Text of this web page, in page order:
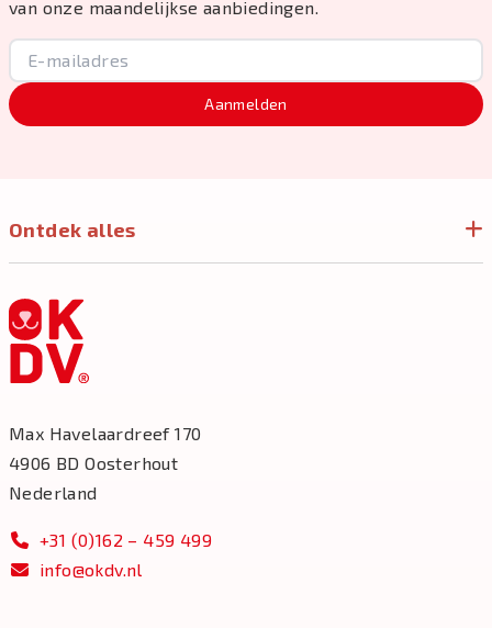
van onze maandelijkse aanbiedingen.
Aanmelden
Ontdek alles
Max Havelaardreef 170
4906 BD Oosterhout
Nederland
+31 (0)162 – 459 499
info@okdv.nl